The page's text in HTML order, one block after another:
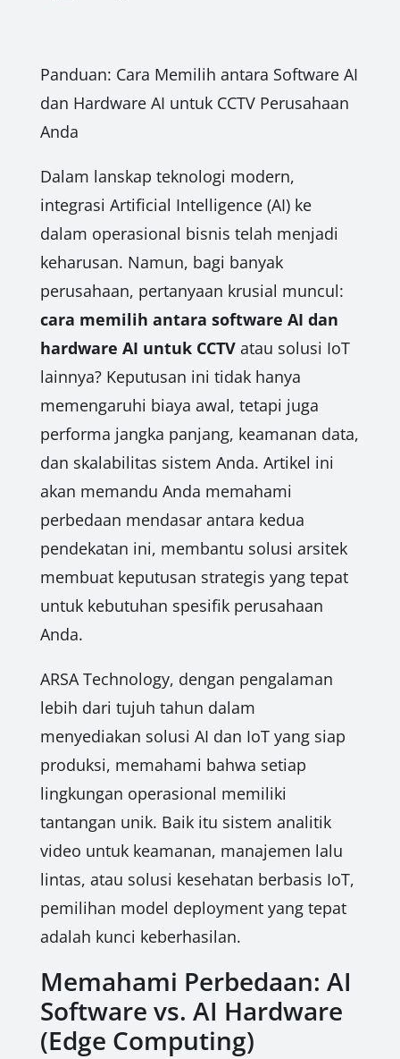
Panduan: Cara Memilih antara Software AI
dan Hardware AI untuk CCTV Perusahaan
Anda
Dalam lanskap teknologi modern,
integrasi Artificial Intelligence (AI) ke
dalam operasional bisnis telah menjadi
keharusan. Namun, bagi banyak
perusahaan, pertanyaan krusial muncul:
cara memilih antara software AI dan
hardware AI untuk CCTVatau solusi IoT
lainnya? Keputusan ini tidak hanya
memengaruhi biaya awal, tetapi juga
performa jangka panjang, keamanan data,
dan skalabilitas sistem Anda. Artikel ini
akan memandu Anda memahami
perbedaan mendasar antara kedua
pendekatan ini, membantu solusi arsitek
membuat keputusan strategis yang tepat
untuk kebutuhan spesifik perusahaan
Anda.
ARSA Technology, dengan pengalaman
lebih dari tujuh tahun dalam
menyediakan solusi AI dan IoT yang siap
produksi, memahami bahwa setiap
lingkungan operasional memiliki
tantangan unik. Baik itu sistem analitik
video untuk keamanan, manajemen lalu
lintas, atau solusi kesehatan berbasis IoT,
pemilihan model deployment yang tepat
adalah kunci keberhasilan.
Memahami Perbedaan: AI
Software vs. AI Hardware
(Edge Computing)